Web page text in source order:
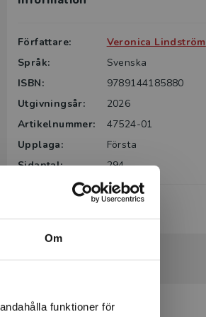
Om
funktioner för
till boken
för din
kontakta
det gäller
Författare:
Veronica Lindström
Språk:
Svenska
ISBN:
9789144185880
Utgivningsår:
2026
Artikelnummer:
47524-01
Upplaga:
Första
Sidantal:
294
Köp- och leveransvillkor